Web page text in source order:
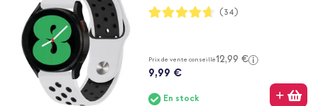
Notation:
93%
(34)
Prix de vente conseillé12,99 €
9,99 €
En stock